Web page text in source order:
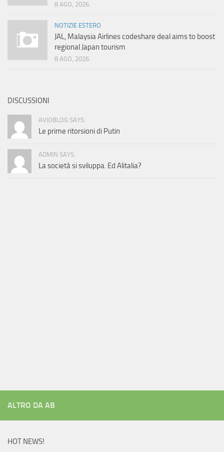
8 AGO, 2026
NOTIZIE ESTERO
JAL, Malaysia Airlines codeshare deal aims to boost
regional Japan tourism
8 AGO, 2026
DISCUSSIONI
AVIOBLOG SAYS:
Le prime ritorsioni di Putin
ADMIN SAYS:
La società si sviluppa. Ed Alitalia?
ALTRO DA AB
HOT NEWS!